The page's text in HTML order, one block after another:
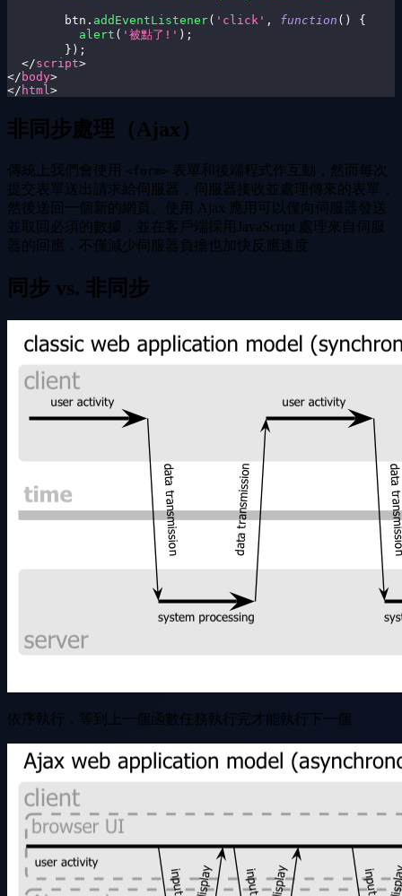
	btn
. addEventListener( 'click' , function ( )
{
alert ( '被點了!' ) ;
} ) ;
</script>
</ body>
</ html >
非同步處理（Ajax）
傳統上我們會使用 <form> 表單和後端程式作互動，然而每次
提交表單送出請求給伺服器，伺服器接收並處理傳來的表單，
然後送回一個新的網頁。使用 Ajax 應用可以僅向伺服器發送
並取回必須的數據，並在客戶端採用JavaScript 處理來自伺服
器的回應，不僅減少伺服器負擔也加快反應速度
同步 vs. 非同步
依序執行，等到上一個函數任務執行完才能執行下一個